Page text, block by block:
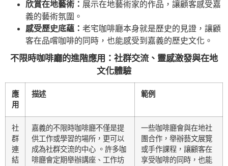
欣賞在地藝術： 展示在地藝術家的作品，讓顧客感受嘉
義的藝術氛圍。
感受歷史底蘊： 老宅咖啡廳本身就是歷史的見證，讓顧
客在品嚐咖啡的同時，也能感受到嘉義的歷史文化。
不限時咖啡廳的進階應用：社群交流、靈感激發與在地
文化體驗
應
用
描述 範例
社
群
連
結
嘉義的不限時咖啡廳不僅是提
供工作或學習的場所，更可以
成為社群交流的中心 。許多咖
啡廳會定期舉辦講座、工作坊
一些咖啡廳會與在地社
團合作，舉辦藝文展覽
或手作課程，讓顧客在
享受咖啡的同時，也能